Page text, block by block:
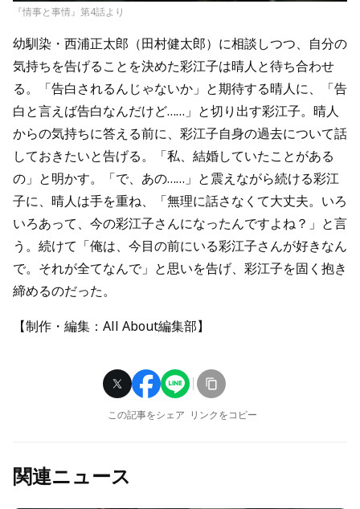
『情事と事情』第4話より
幼馴染・西浦正太郎（田村健太郎）に相談しつつ、自分の
気持ちを告げることを決めた彩江子は晴人と待ち合わせ
る。「告白されるんじゃないか」と期待する晴人に、「告
白と言えば告白なんだけど……」と切り出す彩江子。晴人
からの気持ちに答える前に、彩江子自身の過去について話
しておきたいと告げる。「私、結婚していたことがある
の」と明かす。「で、あの……」と震えながら続ける彩江
子に、晴人は手を重ね、「無理に話さなくて大丈夫。いろ
いろあって、今の彩江子さんになったんですよね？」と言
う。続けて「俺は、今目の前にいる彩江子さんが好きなん
で。それが全てなんで」と思いを告げ、彩江子を固く抱き
締めるのだった。
【制作・編集：All About編集部】
この記事をシェア リンクをコピー
関連ニュース